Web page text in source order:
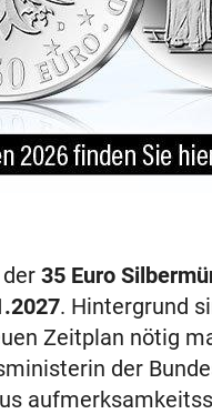
35 Euro
. Hintergrund
Zeitplan nötig
der